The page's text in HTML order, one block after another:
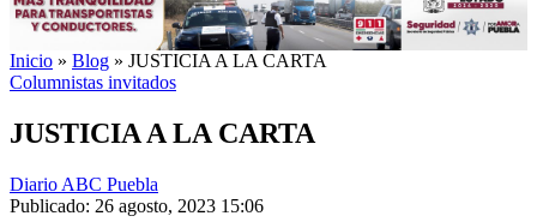
Inicio » Blog » JUSTICIA A LA CARTA
Columnistas invitados
JUSTICIA A LA CARTA
Diario ABC Puebla
Publicado: 26 agosto, 2023 15:06